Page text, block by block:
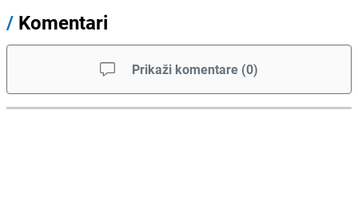
/ Komentari
Prikaži komentare (0)